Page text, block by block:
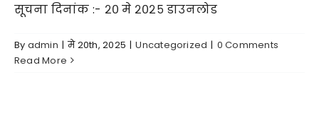
सूचना दिनांक :- २० मे २०२५ डाउनलोड
By admin | मे 20th, 2025 | Uncategorized | 0 Comments
Read More